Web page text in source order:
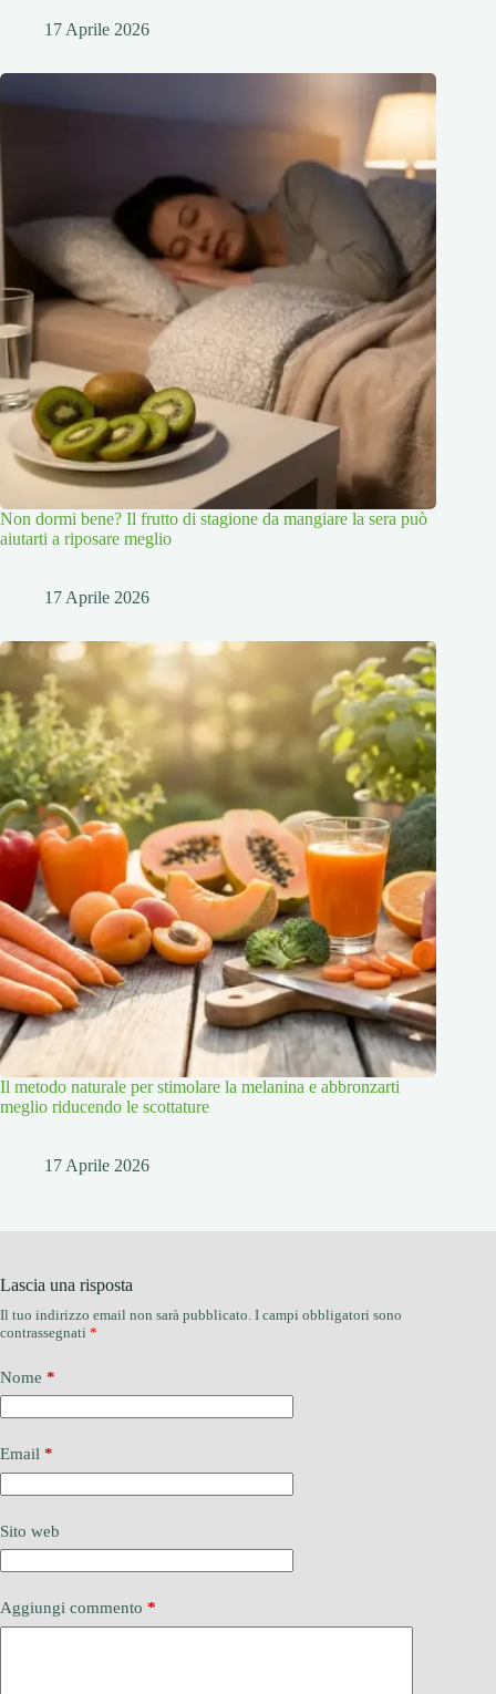
17 Aprile 2026
Non dormi bene? Il frutto di stagione da mangiare la sera può
aiutarti a riposare meglio
17 Aprile 2026
Il metodo naturale per stimolare la melanina e abbronzarti
meglio riducendo le scottature
17 Aprile 2026
Lascia una risposta
Il tuo indirizzo email non sarà pubblicato. I campi obbligatori sono
contrassegnati *
Nome *
Email *
Sito web
Aggiungi commento *